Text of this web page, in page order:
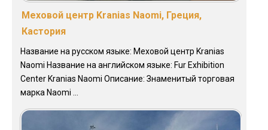
Меховой центр Kranias Naomi, Греция,
Кастория
Название на русском языке: Меховой центр Kranias
Naomi Название на английском языке: Fur Exhibition
Center Kranias Naomi Описание: Знаменитый торговая
марка Naomi ...